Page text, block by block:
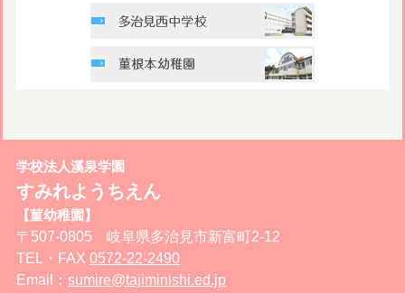
学校法人溪泉学園
すみれようちえん
【菫幼稚園】
〒507-0805 岐阜県多治見市新富町2-12
TEL・FAX 0572-22-2490
Email： sumire@tajiminishi.ed.jp